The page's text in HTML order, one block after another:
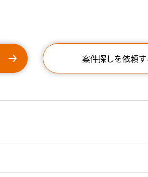
案件探しを依頼